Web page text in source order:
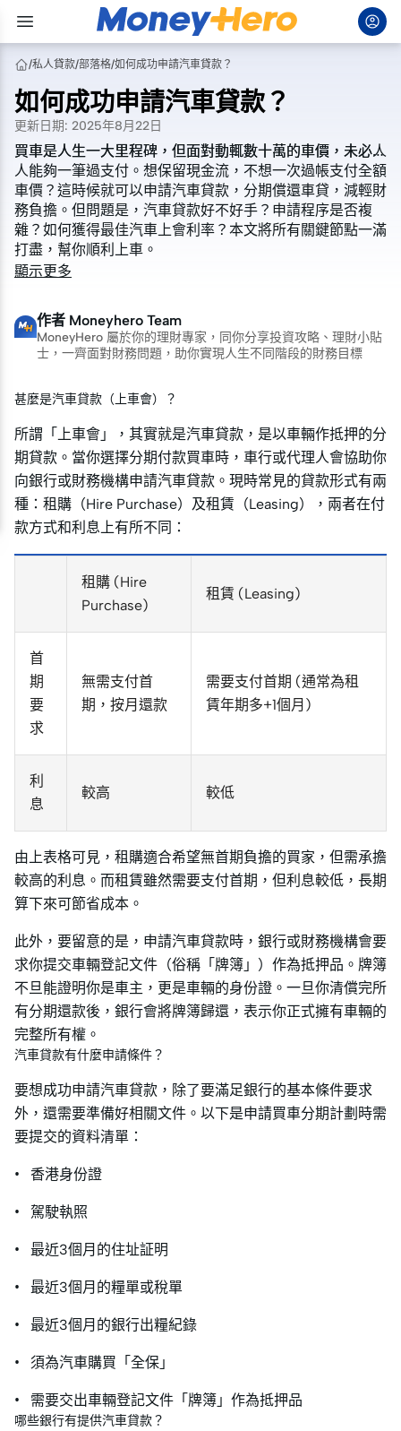
/私人貸款/部落格/如何成功申請汽車貸款？
如何成功申請汽車貸款？
更新日期: 2025年8月22日
買車是人生一大里程碑，但面對動輒數十萬的車價，未必人
人能夠一筆過支付。想保留現金流，不想一次過帳支付全額
車價？這時候就可以申請汽車貸款，分期償還車貸，減輕財
務負擔。但問題是，汽車貸款好不好手？申請程序是否複
雜？如何獲得最佳汽車上會利率？本文將所有關鍵節點一滿
打盡，幫你順利上車。
買車是人生一大里程碑，但面對動輒數十萬的車價，未必人
人能夠一筆過支付。想保留現金流，不想一次過帳支付全額
車價？這時候就可以申請汽車貸款，分期償還車貸，減輕財
務負擔。但問題是，汽車貸款好不好手？申請程序是否複
雜？如何獲得最佳汽車上會利率？本文將所有關鍵節點一滿
打盡，幫你順利上車。
顯示更多
作者 Moneyhero Team
MoneyHero 屬於你的理財專家，同你分享投資攻略、理財小貼
士，一齊面對財務問題，助你實現人生不同階段的財務目標
甚麼是汽車貸款（上車會）？
所謂「上車會」，其實就是汽車貸款，是以車輛作抵押的分
期貸款。當你選擇分期付款買車時，車行或代理人會協助你
向銀行或財務機構申請汽車貸款。現時常見的貸款形式有兩
種：租購（Hire Purchase）及租賃（Leasing），兩者在付
款方式和利息上有所不同：
租購 (Hire
Purchase)
租賃 (Leasing)
首
期
要
求
無需支付首
期，按月還款
需要支付首期 (通常為租
賃年期多+1個月)
利
息
較高 較低
由上表格可見，租購適合希望無首期負擔的買家，但需承擔
較高的利息。而租賃雖然需要支付首期，但利息較低，長期
算下來可節省成本。
此外，要留意的是，申請汽車貸款時，銀行或財務機構會要
求你提交車輛登記文件（俗稱「牌簿」）作為抵押品。牌簿
不旦能證明你是車主，更是車輛的身份證。一旦你清償完所
有分期還款後，銀行會將牌簿歸還，表示你正式擁有車輛的
完整所有權。
汽車貸款有什麼申請條件？
要想成功申請汽車貸款，除了要滿足銀行的基本條件要求
外，還需要準備好相關文件。以下是申請買車分期計劃時需
要提交的資料清單：
• 香港身份證
• 駕駛執照
• 最近3個月的住址証明
• 最近3個月的糧單或稅單
• 最近3個月的銀行出糧紀錄
• 須為汽車購買「全保」
• 需要交出車輛登記文件「牌簿」作為抵押品
哪些銀行有提供汽車貸款？